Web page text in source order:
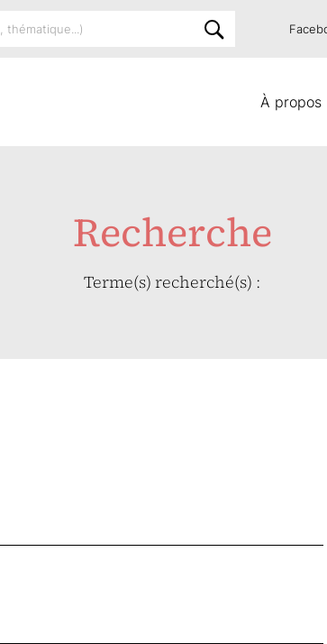
À propos
Recherche
Terme(s) recherché(s) :